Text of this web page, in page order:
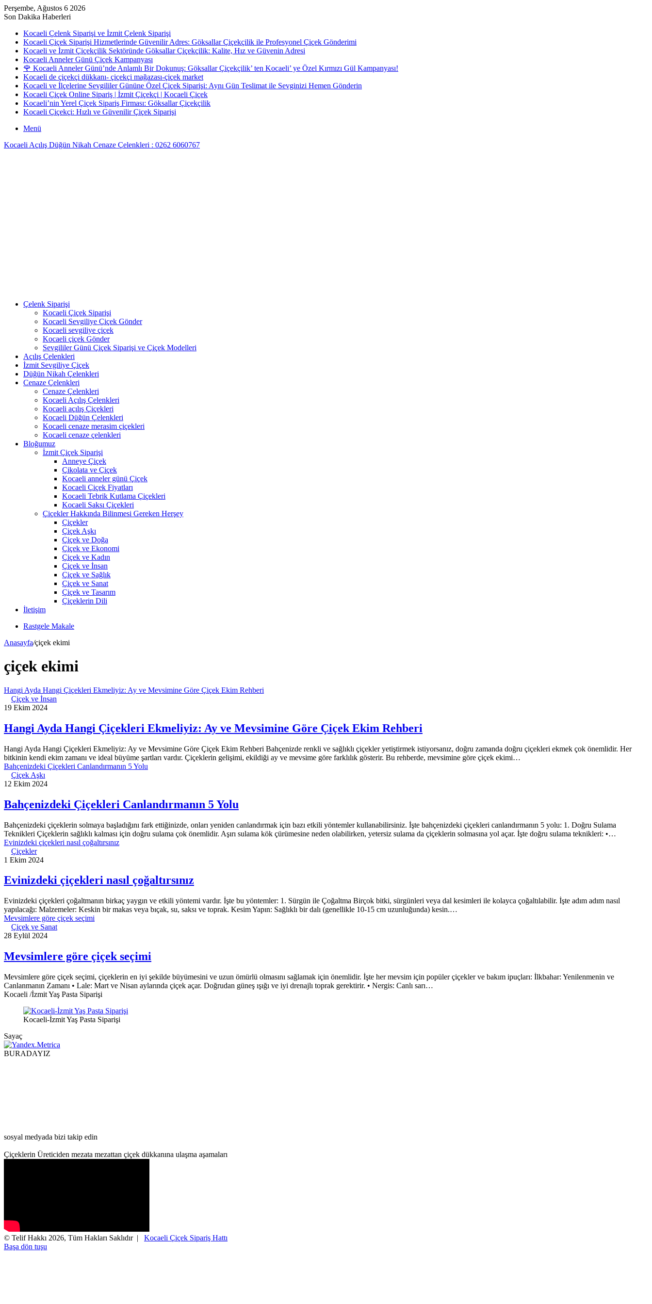
Perşembe, Ağustos 6 2026
Son Dakika Haberleri
Kocaeli Çelenk Siparişi ve İzmit Çelenk Siparişi
Kocaeli Çiçek Siparişi Hizmetlerinde Güvenilir Adres: Göksallar Çiçekçilik ile Profesyonel Çiçek Gönderimi
Kocaeli ve İzmit Çiçekçilik Sektöründe Göksallar Çiçekçilik: Kalite, Hız ve Güvenin Adresi
Kocaeli Anneler Günü Çiçek Kampanyası
🌹 Kocaeli Anneler Günü’nde Anlamlı Bir Dokunuş: Göksallar Çiçekçilik’ ten Kocaeli’ ye Özel Kırmızı Gül Kampanyası!
Kocaeli de çiçekçi dükkanı- çiçekçi mağazası-çiçek market
Kocaeli ve İlçelerine Sevgililer Gününe Özel Çiçek Siparişi: Aynı Gün Teslimat ile Sevginizi Hemen Gönderin
Kocaeli Çiçek Online Sipariş | İzmit Çiçekçi | Kocaeli Çiçek
Kocaeli’nin Yerel Çiçek Sipariş Firması: Göksallar Çiçekçilik
Kocaeli Çiçekçi: Hızlı ve Güvenilir Çiçek Siparişi
Menü
Kocaeli Açılış Düğün Nikah Cenaze Çelenkleri : 0262 6060767
Çelenk Siparişi
Kocaeli Çiçek Siparişi
Kocaeli Sevgiliye Çiçek Gönder
Kocaeli sevgiliye çiçek
Kocaeli çiçek Gönder
Sevgililer Günü Çiçek Siparişi ve Çiçek Modelleri
Açılış Çelenkleri
İzmit Sevgiliye Çiçek
Düğün Nikah Çelenkleri
Cenaze Çelenkleri
Cenaze Çelenkleri
Kocaeli Açılış Çelenkleri
Kocaeli açılış Çiçekleri
Kocaeli Düğün Çelenkleri
Kocaeli cenaze merasim çiçekleri
Kocaeli cenaze çelenkleri
Bloğumuz
İzmit Çiçek Siparişi
Anneye Çiçek
Çikolata ve Çiçek
Kocaeli anneler günü Çiçek
Kocaeli Çiçek Fiyatları
Kocaeli Tebrik Kutlama Çiçekleri
Kocaeli Saksı Çiçekleri
Çiçekler Hakkında Bilinmesi Gereken Herşey
Çiçekler
Çiçek Aşkı
Çiçek ve Doğa
Çiçek ve Ekonomi
Çiçek ve Kadın
Çiçek ve İnsan
Çiçek ve Sağlık
Çiçek ve Sanat
Çiçek ve Tasarım
Çiçeklerin Dili
İletişim
Rastgele Makale
Anasayfa/çiçek ekimi
çiçek ekimi
Hangi Ayda Hangi Çiçekleri Ekmeliyiz: Ay ve Mevsimine Göre Çiçek Ekim Rehberi
Çiçek ve İnsan
19 Ekim 2024
Hangi Ayda Hangi Çiçekleri Ekmeliyiz: Ay ve Mevsimine Göre Çiçek Ekim Rehberi
Hangi Ayda Hangi Çiçekleri Ekmeliyiz: Ay ve Mevsimine Göre Çiçek Ekim Rehberi Bahçenizde renkli ve sağlıklı çiçekler yetiştirmek istiyorsanız, doğru zamanda doğru çiçekleri ekmek çok önemlidir. Her
bitkinin kendi ekim zamanı ve ideal büyüme şartları vardır. Çiçeklerin gelişimi, ekildiği ay ve mevsime göre farklılık gösterir. Bu rehberde, mevsimine göre çiçek ekimi…
Bahçenizdeki Çiçekleri Canlandırmanın 5 Yolu
Çiçek Aşkı
12 Ekim 2024
Bahçenizdeki Çiçekleri Canlandırmanın 5 Yolu
Bahçenizdeki çiçeklerin solmaya başladığını fark ettiğinizde, onları yeniden canlandırmak için bazı etkili yöntemler kullanabilirsiniz. İşte bahçenizdeki çiçekleri canlandırmanın 5 yolu: 1. Doğru Sulama
Teknikleri Çiçeklerin sağlıklı kalması için doğru sulama çok önemlidir. Aşırı sulama kök çürümesine neden olabilirken, yetersiz sulama da çiçeklerin solmasına yol açar. İşte doğru sulama teknikleri: •…
Evinizdeki çiçekleri nasıl çoğaltırsınız
Çiçekler
1 Ekim 2024
Evinizdeki çiçekleri nasıl çoğaltırsınız
Evinizdeki çiçekleri çoğaltmanın birkaç yaygın ve etkili yöntemi vardır. İşte bu yöntemler: 1. Sürgün ile Çoğaltma Birçok bitki, sürgünleri veya dal kesimleri ile kolayca çoğaltılabilir. İşte adım adım nasıl
yapılacağı: Malzemeler: Keskin bir makas veya bıçak, su, saksı ve toprak. Kesim Yapın: Sağlıklı bir dalı (genellikle 10-15 cm uzunluğunda) kesin.…
Mevsimlere göre çiçek seçimi
Çiçek ve Sanat
28 Eylül 2024
Mevsimlere göre çiçek seçimi
Mevsimlere göre çiçek seçimi, çiçeklerin en iyi şekilde büyümesini ve uzun ömürlü olmasını sağlamak için önemlidir. İşte her mevsim için popüler çiçekler ve bakım ipuçları: İlkbahar: Yenilenmenin ve
Canlanmanın Zamanı • Lale: Mart ve Nisan aylarında çiçek açar. Doğrudan güneş ışığı ve iyi drenajlı toprak gerektirir. • Nergis: Canlı sarı…
Kocaeli /İzmit Yaş Pasta Siparişi
Kocaeli-İzmit Yaş Pasta Siparişi
Sayaç
BURADAYIZ
sosyal medyada bizi takip edin
Çiçeklerin Üreticiden mezata mezattan çiçek dükkanına ulaşma aşamaları
© Telif Hakkı 2026, Tüm Hakları Saklıdır | Kocaeli Çiçek Sipariş Hattı
Başa dön tuşu